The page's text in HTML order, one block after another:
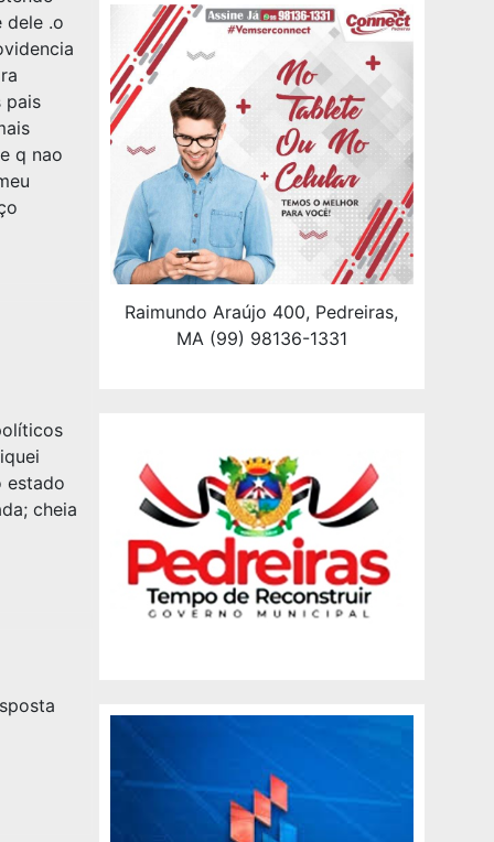
dele .o
pais
q nao
estado
cheia
Raimundo Araújo 400, Pedreiras,
MA (99) 98136-1331